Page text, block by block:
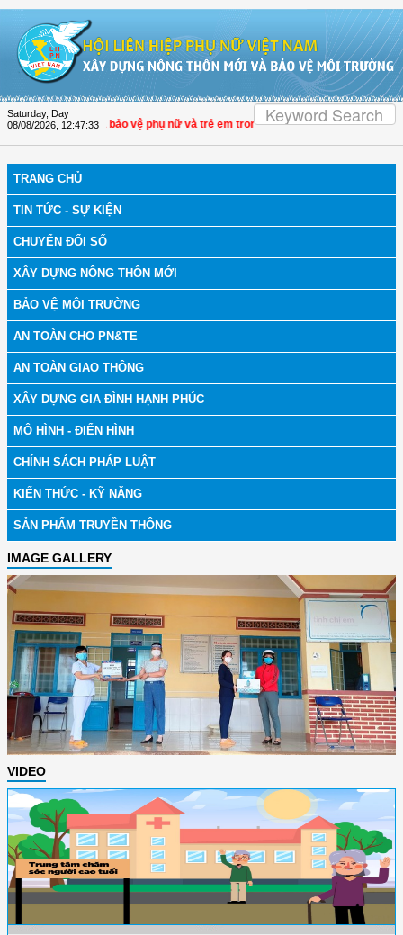
Saturday, Day
08/08/2026 12:47:34
nâng hiệu quả bảo vệ phụ nữ và trẻ em trong thời đại số | Đại biểu Trần
TRANG CHỦ
TIN TỨC - SỰ KIỆN
CHUYỂN ĐỔI SỐ
XÂY DỰNG NÔNG THÔN MỚI
BẢO VỆ MÔI TRƯỜNG
AN TOÀN CHO PN&TE
AN TOÀN GIAO THÔNG
XÂY DỰNG GIA ĐÌNH HẠNH PHÚC
MÔ HÌNH - ĐIỂN HÌNH
CHÍNH SÁCH PHÁP LUẬT
KIẾN THỨC - KỸ NĂNG
SẢN PHẨM TRUYỀN THÔNG
IMAGE GALLERY
VIDEO